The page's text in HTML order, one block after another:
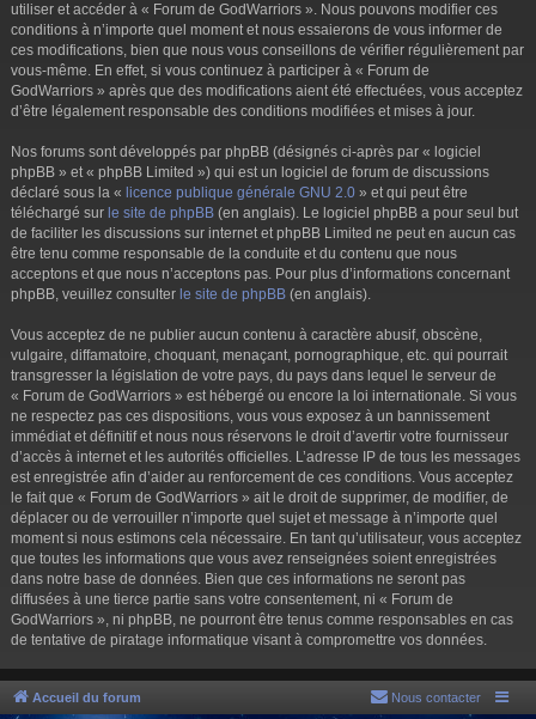
utiliser et accéder à « Forum de GodWarriors ». Nous pouvons modifier ces
conditions à n’importe quel moment et nous essaierons de vous informer de
ces modifications, bien que nous vous conseillons de vérifier régulièrement par
vous-même. En effet, si vous continuez à participer à « Forum de
GodWarriors » après que des modifications aient été effectuées, vous acceptez
d’être légalement responsable des conditions modifiées et mises à jour.
Nos forums sont développés par phpBB (désignés ci-après par « logiciel
phpBB » et « phpBB Limited ») qui est un logiciel de forum de discussions
déclaré sous la « licence publique générale GNU 2.0 » et qui peut être
téléchargé sur le site de phpBB (en anglais). Le logiciel phpBB a pour seul but
de faciliter les discussions sur internet et phpBB Limited ne peut en aucun cas
être tenu comme responsable de la conduite et du contenu que nous
acceptons et que nous n’acceptons pas. Pour plus d’informations concernant
phpBB, veuillez consulter le site de phpBB (en anglais).
Vous acceptez de ne publier aucun contenu à caractère abusif, obscène,
vulgaire, diffamatoire, choquant, menaçant, pornographique, etc. qui pourrait
transgresser la législation de votre pays, du pays dans lequel le serveur de
« Forum de GodWarriors » est hébergé ou encore la loi internationale. Si vous
ne respectez pas ces dispositions, vous vous exposez à un bannissement
immédiat et définitif et nous nous réservons le droit d’avertir votre fournisseur
d’accès à internet et les autorités officielles. L’adresse IP de tous les messages
est enregistrée afin d’aider au renforcement de ces conditions. Vous acceptez
le fait que « Forum de GodWarriors » ait le droit de supprimer, de modifier, de
déplacer ou de verrouiller n’importe quel sujet et message à n’importe quel
moment si nous estimons cela nécessaire. En tant qu’utilisateur, vous acceptez
que toutes les informations que vous avez renseignées soient enregistrées
dans notre base de données. Bien que ces informations ne seront pas
diffusées à une tierce partie sans votre consentement, ni « Forum de
GodWarriors », ni phpBB, ne pourront être tenus comme responsables en cas
de tentative de piratage informatique visant à compromettre vos données.
Accueil du forum Nous contacter